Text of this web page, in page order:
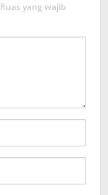
Ruas yang wajib